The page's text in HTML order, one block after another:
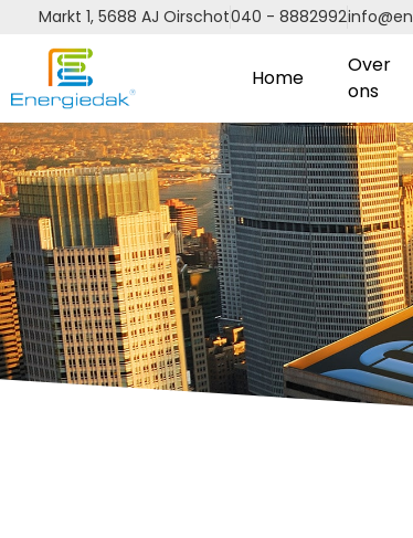
Markt 1, 5688 AJ Oirschot040 - 8882992
Home
Over
ons